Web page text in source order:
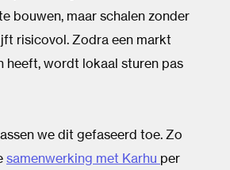
bouwen, maar schalen zonder
risicovol. Zodra een markt
heeft, wordt lokaal sturen pas
we dit gefaseerd toe. Zo
samenwerking met Karhu per